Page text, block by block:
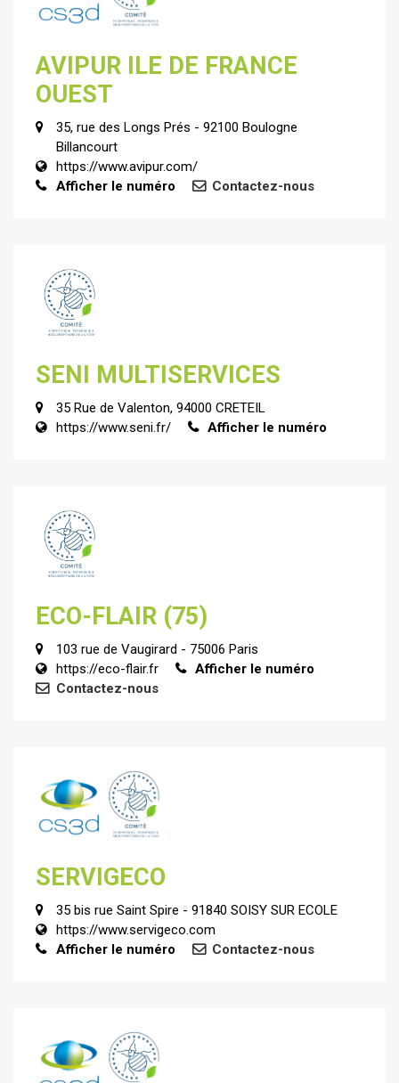
AVIPUR ILE DE FRANCE
OUEST
35, rue des Longs Prés - 92100 Boulogne
Billancourt
https://www.avipur.com/
Afficher le numéro
Contactez-nous
SENI MULTISERVICES
35 Rue de Valenton, 94000 CRETEIL
https://www.seni.fr/
Afficher le numéro
ECO-FLAIR (75)
103 rue de Vaugirard - 75006 Paris
https://eco-flair.fr
Afficher le numéro
Contactez-nous
SERVIGECO
35 bis rue Saint Spire - 91840 SOISY SUR ECOLE
https://www.servigeco.com
Afficher le numéro
Contactez-nous